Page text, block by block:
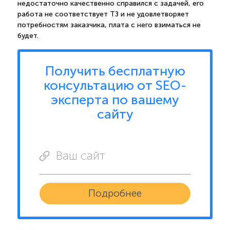
недостаточно качественно справился с задачей, его
работа не соответствует ТЗ и не удовлетворяет
потребностям заказчика, плата с него взиматься не
будет.
Получить бесплатную
консультацию от SEO-
эксперта по вашему
сайту
Ваш сайт
Подробнее